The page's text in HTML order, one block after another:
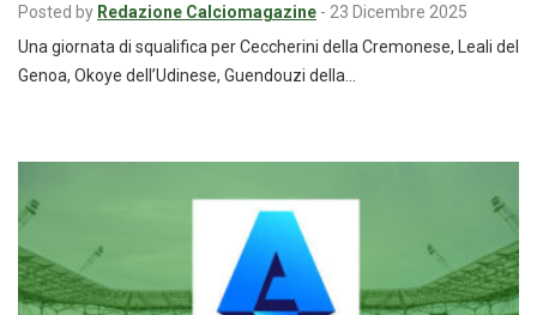
Posted by Redazione Calciomagazine - 23 Dicembre 2025
Una giornata di squalifica per Ceccherini della Cremonese, Leali del
Genoa, Okoye dell’Udinese, Guendouzi della…